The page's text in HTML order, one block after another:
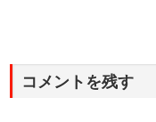
コメントを残す